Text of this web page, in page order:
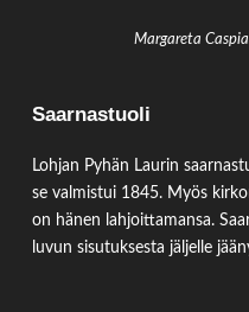
Margareta
Saarnastuoli
Lohjan Pyhän Laurin
se valmistui 1845. Myös
on hänen lahjoittamansa.
luvun sisutuksesta jäljelle